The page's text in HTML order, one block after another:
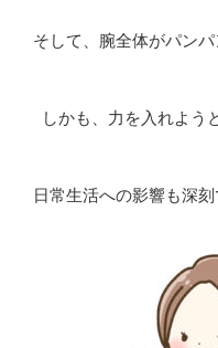
そして、腕全体がパン
しかも、力を入れよ
日常生活への影響も深